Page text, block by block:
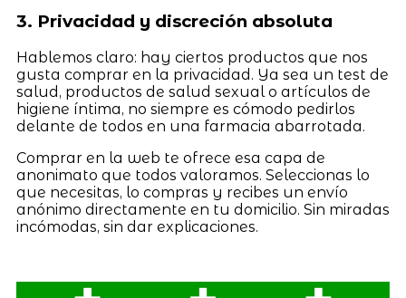
3. Privacidad y discreción absoluta
Hablemos claro: hay ciertos productos que nos
gusta comprar en la privacidad. Ya sea un test de
salud, productos de salud sexual o artículos de
higiene íntima, no siempre es cómodo pedirlos
delante de todos en una farmacia abarrotada.
Comprar en la web te ofrece esa capa de
anonimato que todos valoramos. Seleccionas lo
que necesitas, lo compras y recibes un envío
anónimo directamente en tu domicilio. Sin miradas
incómodas, sin dar explicaciones.